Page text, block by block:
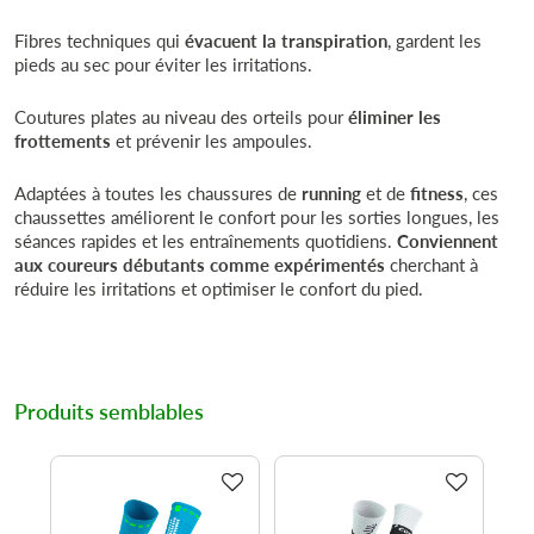
Fibres techniques qui évacuent la transpiration, gardent les
pieds au sec pour éviter les irritations.
Coutures plates au niveau des orteils pouréliminer les
frottements et prévenir les ampoules.
Adaptées à toutes les chaussures de runninget defitness, ces
chaussettes améliorent le confort pour les sorties longues, les
séances rapides et les entraînements quotidiens. Conviennent
aux coureurs débutants comme expérimentés cherchant à
réduire les irritations et optimiser le confort du pied.
Produits semblables